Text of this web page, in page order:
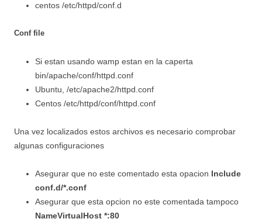
centos /etc/httpd/conf.d
Conf file
Si estan usando wamp estan en la caperta
bin/apache/conf/httpd.conf
Ubuntu, /etc/apache2/httpd.conf
Centos /etc/httpd/conf/httpd.conf
Una vez localizados estos archivos es necesario comprobar
algunas configuraciones
Asegurar que no este comentado esta opacion Include
conf.d/*.conf
Asegurar que esta opcion no este comentada tampoco
NameVirtualHost *:80